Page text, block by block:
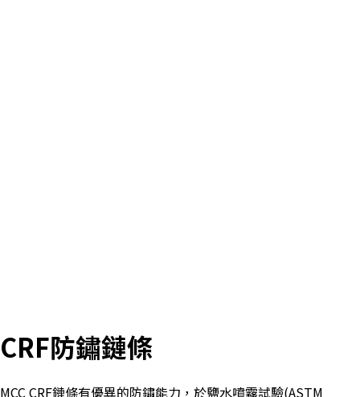
CRF防鏽鏈條
MCC CRF鏈條有優異的防鏽能力，於鹽水噴霧試驗(ASTM